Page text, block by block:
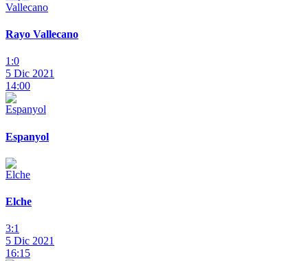
Rayo Vallecano
1:0
5 Dic 2021
14:00
Espanyol
Elche
3:1
5 Dic 2021
16:15